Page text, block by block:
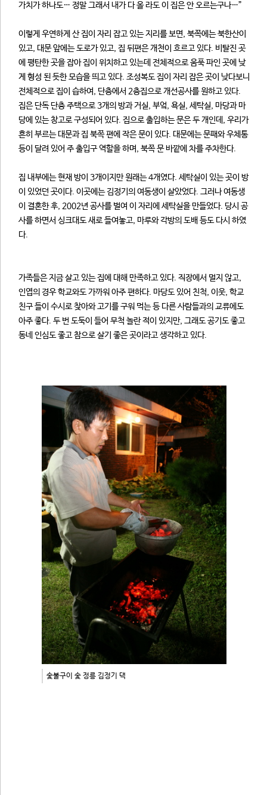
가치가 하나도… 정말 그래서 내가 다 올 라도 이 집은 안 오르는구나…”
이렇게 우연하게 산 집이 자리 잡고 있는 지리를 보면, 북쪽에는 북한산이
있고, 대문 앞에는 도로가 있고, 집 뒤편은 개천이 흐르고 있다. 비탈진 곳
에 평탄한 곳을 잡아 집이 위치하고 있는데 전체적으로 움푹 파인 곳에 낮
게 형성 된 듯한 모습을 띄고 있다. 조성복도 집이 자리 잡은 곳이 낮다보니
전체적으로 집이 습하여, 단층에서 2층집으로 개선공사를 원하고 있다.
집은 단독 단층 주택으로 3개의 방과 거실, 부엌, 욕실, 세탁실, 마당과 마
당에 있는 창고로 구성되어 있다. 집으로 출입하는 문은 두 개인데, 우리가
흔히 부르는 대문과 집 북쪽 편에 작은 문이 있다. 대문에는 문패와 우체통
등이 달려 있어 주 출입구 역할을 하며, 북쪽 문 바깥에 차를 주차한다.
집 내부에는 현재 방이 3개이지만 원래는 4개였다. 세탁실이 있는 곳이 방
이 있었던 곳이다. 이곳에는 김정기의 여동생이 살았었다. 그러나 여동생
이 결혼한 후, 2002년 공사를 벌여 이 자리에 세탁실을 만들었다. 당시 공
사를 하면서 싱크대도 새로 들여놓고, 마루와 각방의 도배 등도 다시 하였
다.
가족들은 지금 살고 있는 집에 대해 만족하고 있다. 직장에서 멀지 않고,
인엽의 경우 학교와도 가까워 아주 편하다. 마당도 있어 친척, 이웃, 학교
친구 들이 수시로 찾아와 고기를 구워 먹는 등 다른 사람들과의 교류에도
아주 좋다. 두 번 도둑이 들어 무척 놀란 적이 있지만, 그래도 공기도 좋고
동네 인심도 좋고 참으로 살기 좋은 곳이라고 생각하고 있다.
숯불구이 숯 정릉 김정기 댁